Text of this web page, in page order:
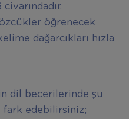
civarındadır.
öğrenecek
dağarcıkları hızla
dil becerilerinde şu
edebilirsiniz;